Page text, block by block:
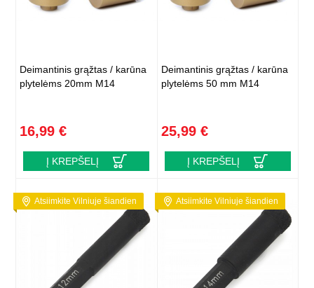
Deimantinis grąžtas / karūna
plytelėms 20mm M14
16,99 €
Į KREPŠELĮ
Deimantinis grąžtas / karūna
plytelėms 50 mm M14
25,99 €
Į KREPŠELĮ
Atsiimkite Vilniuje šiandien Atsiimkite Vilniuje šiandien